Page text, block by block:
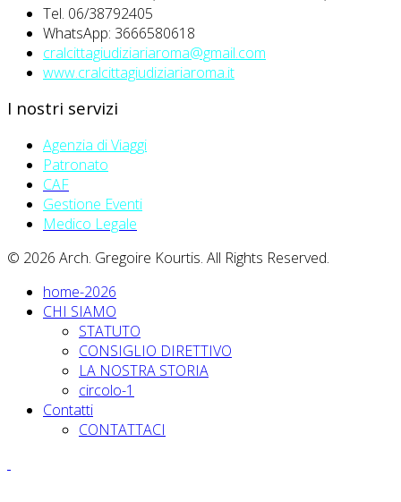
Tel. 06/38792405
WhatsApp: 3666580618
cralcittagiudiziariaroma@gmail.com
www.cralcittagiudiziariaroma.it
I nostri servizi
Agenzia di Viaggi
Patronato
CAF
Gestione Eventi
Medico Legale
© 2026 Arch. Gregoire Kourtis. All Rights Reserved.
home-2026
CHI SIAMO
STATUTO
CONSIGLIO DIRETTIVO
LA NOSTRA STORIA
circolo-1
Contatti
CONTATTACI